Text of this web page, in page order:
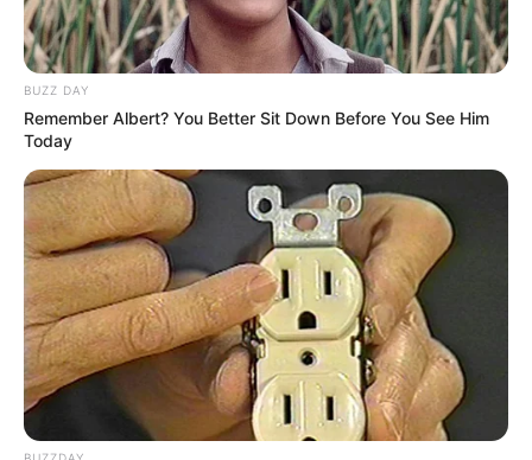
BUZZ DAY
Remember Albert? You Better Sit Down Before You See Him
Today